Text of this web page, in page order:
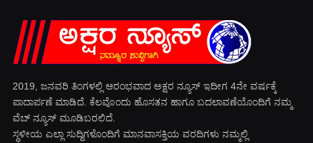
2019, ಜನವರಿ‌ ತಿಂಗಳಲ್ಲಿ ಆರಂಭವಾದ ಅಕ್ಷರ ನ್ಯೂಸ್ ಇದೀಗ 4ನೇ ವರ್ಷಕ್ಕೆ
ಪಾದಾರ್ಪಣೆ ಮಾಡಿದೆ. ಕೆಲವೊಂದು ಹೊಸತನ ಹಾಗೂ ಬದಲಾವಣೆಯೊಂದಿಗೆ ನಮ್ಮ
ವೆಬ್ ನ್ಯೂಸ್ ಮೂಡಿಬರಲಿದೆ.
ಸ್ಥಳೀಯ ಎಲ್ಲಾ ಸುದ್ದಿಗಳೊಂದಿಗೆ ಮಾನವಾಸಕ್ತಿಯ ವರದಿಗಳು ನಮ್ಮಲ್ಲಿ